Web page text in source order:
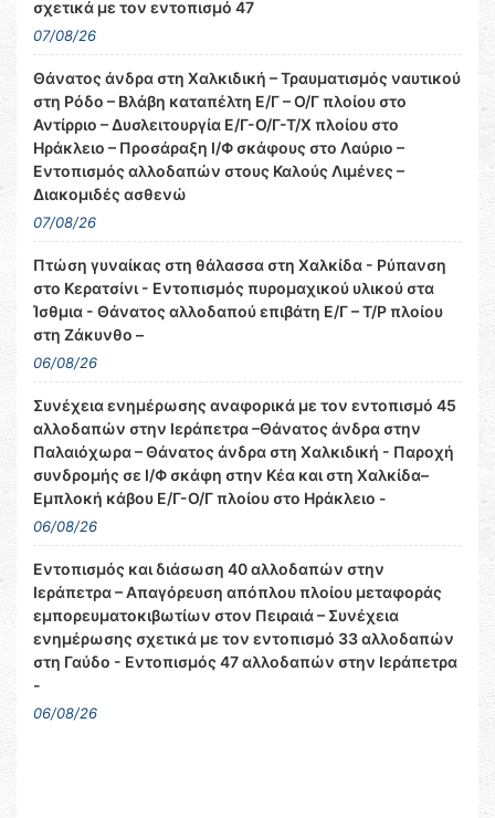
σχετικά με τον εντοπισμό 47
07/08/26
Θάνατος άνδρα στη Χαλκιδική – Τραυματισμός ναυτικού
στη Ρόδο – Βλάβη καταπέλτη Ε/Γ – Ο/Γ πλοίου στο
Αντίρριο – Δυσλειτουργία Ε/Γ-Ο/Γ-Τ/Χ πλοίου στο
Ηράκλειο – Προσάραξη Ι/Φ σκάφους στο Λαύριο –
Εντοπισμός αλλοδαπών στους Καλούς Λιμένες –
Διακομιδές ασθενώ
07/08/26
Πτώση γυναίκας στη θάλασσα στη Χαλκίδα - Ρύπανση
στο Κερατσίνι - Εντοπισμός πυρομαχικού υλικού στα
Ίσθμια - Θάνατος αλλοδαπού επιβάτη Ε/Γ – Τ/Ρ πλοίου
στη Ζάκυνθο –
06/08/26
Συνέχεια ενημέρωσης αναφορικά με τον εντοπισμό 45
αλλοδαπών στην Ιεράπετρα –Θάνατος άνδρα στην
Παλαιόχωρα – Θάνατος άνδρα στη Χαλκιδική - Παροχή
συνδρομής σε Ι/Φ σκάφη στην Κέα και στη Χαλκίδα–
Εμπλοκή κάβου Ε/Γ-Ο/Γ πλοίου στο Ηράκλειο -
06/08/26
Εντοπισμός και διάσωση 40 αλλοδαπών στην
Ιεράπετρα – Απαγόρευση απόπλου πλοίου μεταφοράς
εμπορευματοκιβωτίων στον Πειραιά – Συνέχεια
ενημέρωσης σχετικά με τον εντοπισμό 33 αλλοδαπών
στη Γαύδο - Εντοπισμός 47 αλλοδαπών στην Ιεράπετρα
-
06/08/26